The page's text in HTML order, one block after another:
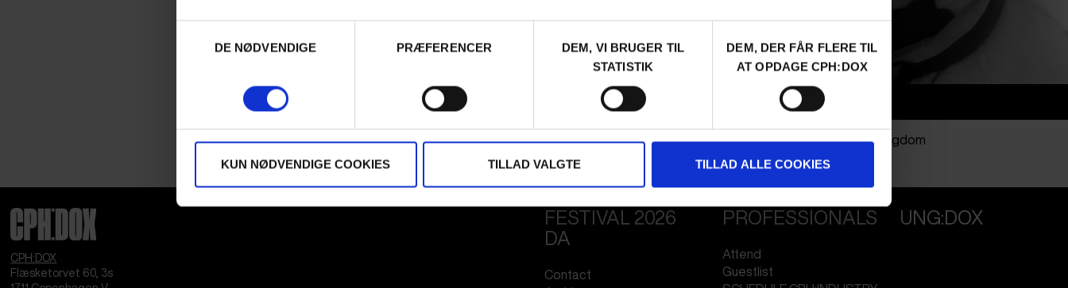
DE NØDVENDIGE
PRÆFERENCER
DEM, VI BRUGER TIL
STATISTIK
DEM, DER FÅR FLERE TIL
AT OPDAGE CPH:DOX
KUN NØDVENDIGE COOKIES TILLAD VALGTE TILLAD ALLE COOKIES
Nationality
United Kingdom
Profession
CPH:DOX
Flæsketorvet 60, 3s
FESTIVAL 2026
DA
Contact
PROFESSIONALS
Attend
Guestlist
UNG:DOX